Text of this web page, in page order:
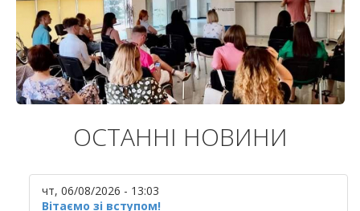
ОСТАННІ НОВИНИ
чт, 06/08/2026 - 13:03
Вітаємо зі вступом!